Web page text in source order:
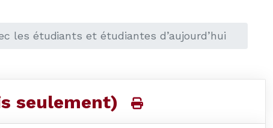
les étudiants et étudiantes d’aujourd’hui
seulement)